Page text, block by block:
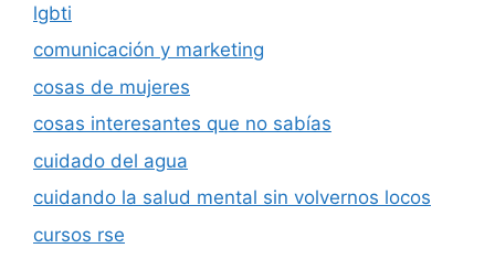
lgbti
comunicación y marketing
cosas de mujeres
cosas interesantes que no sabías
cuidado del agua
cuidando la salud mental sin volvernos locos
cursos rse